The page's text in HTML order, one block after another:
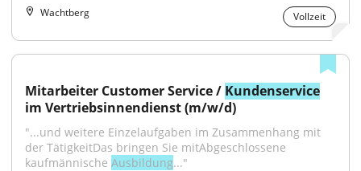
Wachtberg Vollzeit
Mitarbeiter Customer Service / Kundenservice
im Vertriebsinnendienst (m/w/d)
"...und weitere Einzelaufgaben im Zusammenhang mit
der TätigkeitDas bringen Sie mitAbgeschlossene
kaufmännische Ausbildung..."